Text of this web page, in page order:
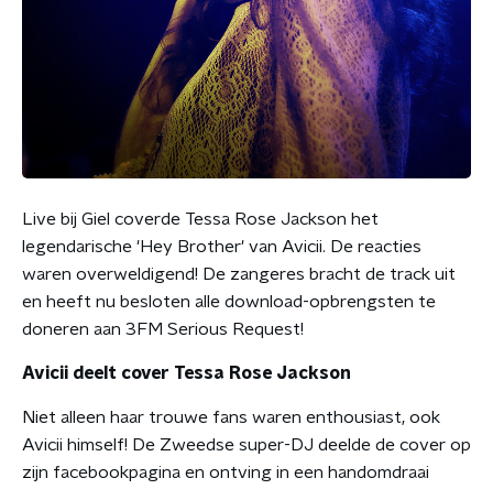
Live bij Giel coverde Tessa Rose Jackson het
legendarische 'Hey Brother' van Avicii. De reacties
waren overweldigend! De zangeres bracht de track uit
en heeft nu besloten alle download-opbrengsten te
doneren aan 3FM Serious Request!
Avicii deelt cover Tessa Rose Jackson
Niet alleen haar trouwe fans waren enthousiast, ook
Avicii himself! De Zweedse super-DJ deelde de cover op
zijn facebookpagina en ontving in een handomdraai